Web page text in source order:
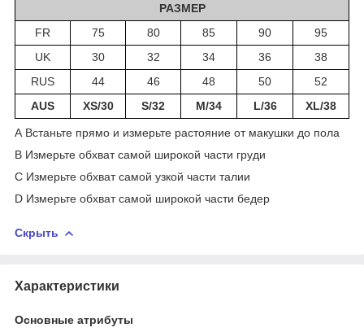
РАЗМЕР
FR
75 80 85 90
95
UK
30 32 34 36
38
RUS
44 46 48 50
52
AUS
XS/30 S/32 M/34 L/36 XL/38
A Встаньте прямо и измерьте растояние от макушки до пола
B Измерьте обхват самой широкой части груди
C Измерьте обхват самой узкой части талии
D Измерьте обхват самой широкой части бедер
Скрыть
Характеристики
Основные атрибуты